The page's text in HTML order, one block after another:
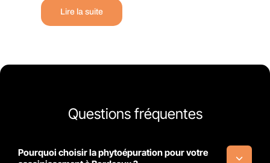
Lire la suite
Questions fréquentes
Pourquoi choisir la phytoépuration pour votre